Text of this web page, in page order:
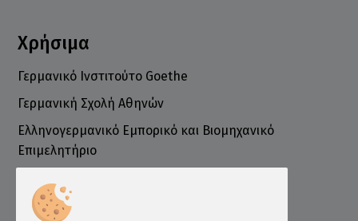
Χρήσιμα
Γερμανικό Ινστιτούτο Goethe
Γερμανική Σχολή Αθηνών
Ελληνογερμανικό Εμπορικό και Βιομηχανικό
Επιμελητήριο
Πληροφορίες